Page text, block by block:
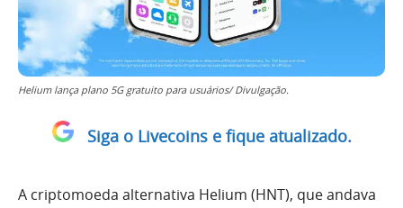
Helium lança plano 5G gratuito para usuários/ Divulgação.
Siga o Livecoins e fique atualizado.
A criptomoeda alternativa Helium (HNT), que andava